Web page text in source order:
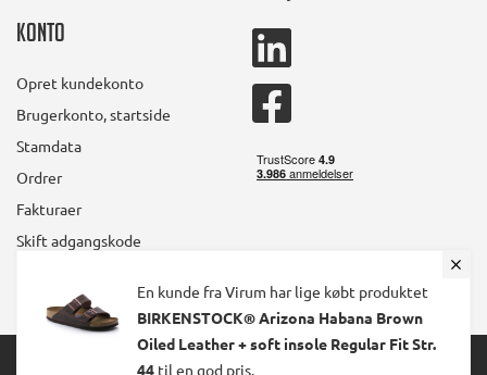
Konto
Opret kundekonto
Brugerkonto, startside
Stamdata
Ordrer
Fakturaer
Skift adgangskode
square
square
© 2024 Ølholm A/S. All Rights Reserved.
En kunde fra Virum har lige købt produktet
BIRKENSTOCK® Arizona Habana Brown
Oiled Leather + soft insole Regular Fit Str.
44 til en god pris.